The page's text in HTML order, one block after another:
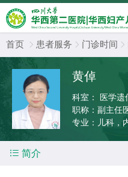
首页  患者服务  门诊时间 
黄倬
科室：
医学遗
职称： 副主任
专业： 儿科，
 简介